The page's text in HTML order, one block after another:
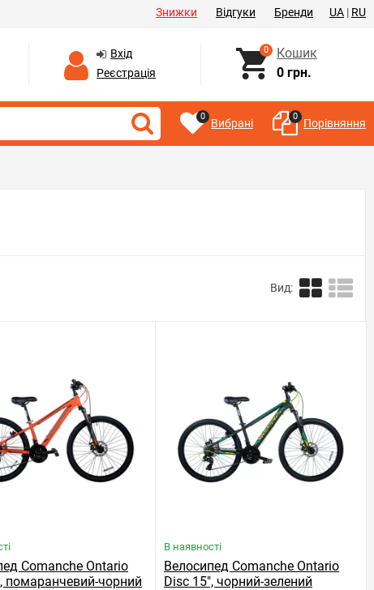
Знижки Відгуки Бренди UA | RU
Вхід
Реєстрація
0
Кошик
0 грн.
0 Вибрані 0 Порівняння
Вид:
Comanche Ontario
помаранчевий-чорний
В наявності
Велосипед Comanche Ontario
Disc 15", чорний-зелений